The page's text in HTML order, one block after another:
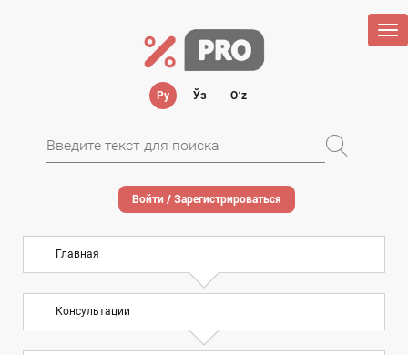
Ру Ўз Oʻz
Войти / Зарегистрироваться
Главная
Консультации